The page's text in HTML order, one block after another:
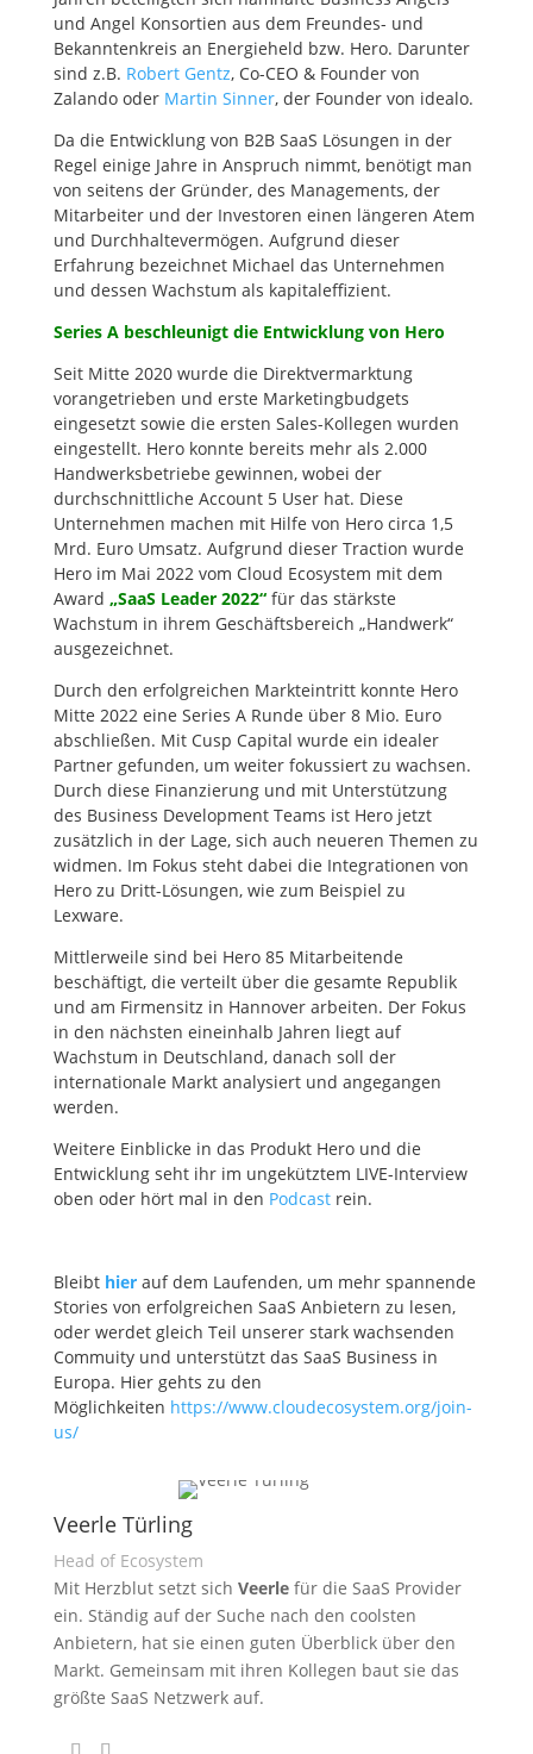
und Angel Konsortien aus dem Freundes- und
Bekanntenkreis an Energieheld bzw. Hero. Darunter
sind z.B. Robert Gentz, Co-CEO & Founder von
Zalando oder Martin Sinner, der Founder von idealo.
Da die Entwicklung von B2B SaaS Lösungen in der
Regel einige Jahre in Anspruch nimmt, benötigt man
von seitens der Gründer, des Managements, der
Mitarbeiter und der Investoren einen längeren Atem
und Durchhaltevermögen. Aufgrund dieser
Erfahrung bezeichnet Michael das Unternehmen
und dessen Wachstum als kapitaleffizient.
Series A beschleunigt die Entwicklung von Hero
Seit Mitte 2020 wurde die Direktvermarktung
vorangetrieben und erste Marketingbudgets
eingesetzt sowie die ersten Sales-Kollegen wurden
eingestellt. Hero konnte bereits mehr als 2.000
Handwerksbetriebe gewinnen, wobei der
durchschnittliche Account 5 User hat. Diese
Unternehmen machen mit Hilfe von Hero circa 1,5
Mrd. Euro Umsatz. Aufgrund dieser Traction wurde
Hero im Mai 2022 vom Cloud Ecosystem mit dem
Award „SaaS Leader 2022“für das stärkste
Wachstum in ihrem Geschäftsbereich „Handwerk“
ausgezeichnet.
Durch den erfolgreichen Markteintritt konnte Hero
Mitte 2022 eine Series A Runde über 8 Mio. Euro
abschließen. Mit Cusp Capital wurde ein idealer
Partner gefunden, um weiter fokussiert zu wachsen.
Durch diese Finanzierung und mit Unterstützung
des Business Development Teams ist Hero jetzt
zusätzlich in der Lage, sich auch neueren Themen zu
widmen. Im Fokus steht dabei die Integrationen von
Hero zu Dritt-Lösungen, wie zum Beispiel zu
Lexware.
Mittlerweile sind bei Hero 85 Mitarbeitende
beschäftigt, die verteilt über die gesamte Republik
und am Firmensitz in Hannover arbeiten. Der Fokus
in den nächsten eineinhalb Jahren liegt auf
Wachstum in Deutschland, danach soll der
internationale Markt analysiert und angegangen
werden.
Weitere Einblicke in das Produkt Hero und die
Entwicklung seht ihr im ungekütztem LIVE-Interview
oben oder hört mal in den Podcastrein.
Bleibt hierauf dem Laufenden, um mehr spannende
Stories von erfolgreichen SaaS Anbietern zu lesen,
oder werdet gleich Teil unserer stark wachsenden
Commuity und unterstützt das SaaS Business in
Europa. Hier gehts zu den
Möglichkeiten https://www.cloudecosystem.org/join-
us/
Veerle Türling
Head of Ecosystem
Mit Herzblut setzt sich Veerlefür die SaaS Provider
ein. Ständig auf der Suche nach den coolsten
Anbietern, hat sie einen guten Überblick über den
Markt. Gemeinsam mit ihren Kollegen baut sie das
größte SaaS Netzwerk auf.